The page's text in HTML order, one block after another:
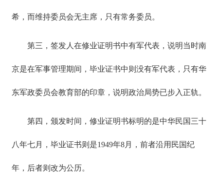
希，而维持委员会无主席，只有常务委员。
第三，签发人在修业证明书中有军代表，说明当时南
京是在军事管理期间，毕业证书中则没有军代表，只有华
东军政委员会教育部的印章，说明政治局势已步入正轨。
第四，颁发时间，修业证明书标明的是中华民国三十
八年七月，毕业证书则是1949年8月，前者沿用民国纪
年，后者则改为公历。